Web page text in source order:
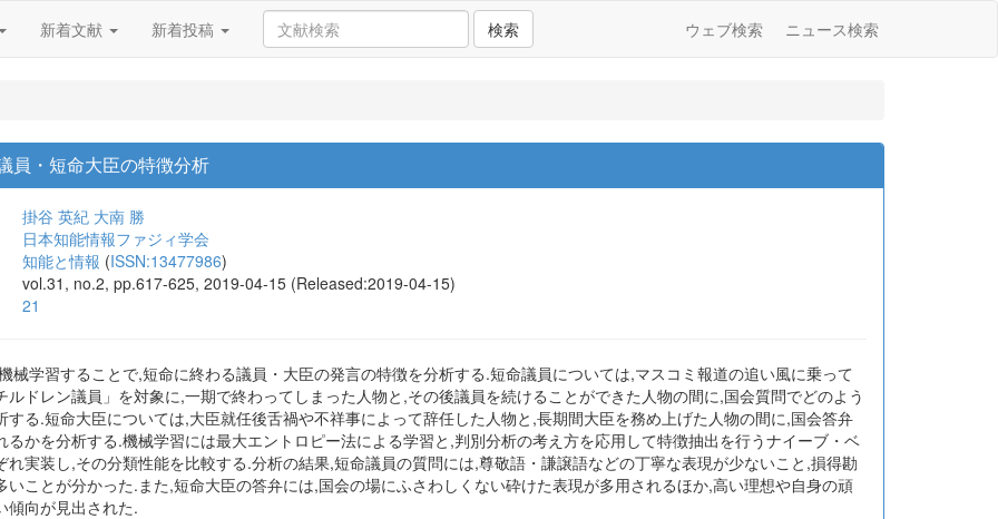
新着文献 新着投稿 検索 ウェブ検索 ニュース検索
員・短命大臣の特徴分析
掛谷 英紀 大南 勝
日本知能情報ファジィ学会
知能と情報 (ISSN:13477986)
vol.31, no.2, pp.617-625, 2019-04-15 (Released:2019-04-15)
21
械学習することで,短命に終わる議員・大臣の発言の特徴を分析する.短命議員については,マスコミ報道の追い風に乗って
ルドレン議員」を対象に,一期で終わってしまった人物と,その後議員を続けることができた人物の間に,国会質問でどのよう
する.短命大臣については,大臣就任後舌禍や不祥事によって辞任した人物と,長期間大臣を務め上げた人物の間に,国会答弁
るかを分析する.機械学習には最大エントロピー法による学習と,判別分析の考え方を応用して特徴抽出を行うナイーブ・ベ
れ実装し,その分類性能を比較する.分析の結果,短命議員の質問には,尊敬語・謙譲語などの丁寧な表現が少ないこと,損得勘
いことが分かった.また,短命大臣の答弁には,国会の場にふさわしくない砕けた表現が多用されるほか,高い理想や自身の頑
傾向が見出された.